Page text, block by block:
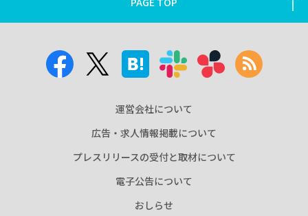
運営会社について
広告・求人情報掲載について
プレスリリースの受付と取材について
電子公告について
おしらせ